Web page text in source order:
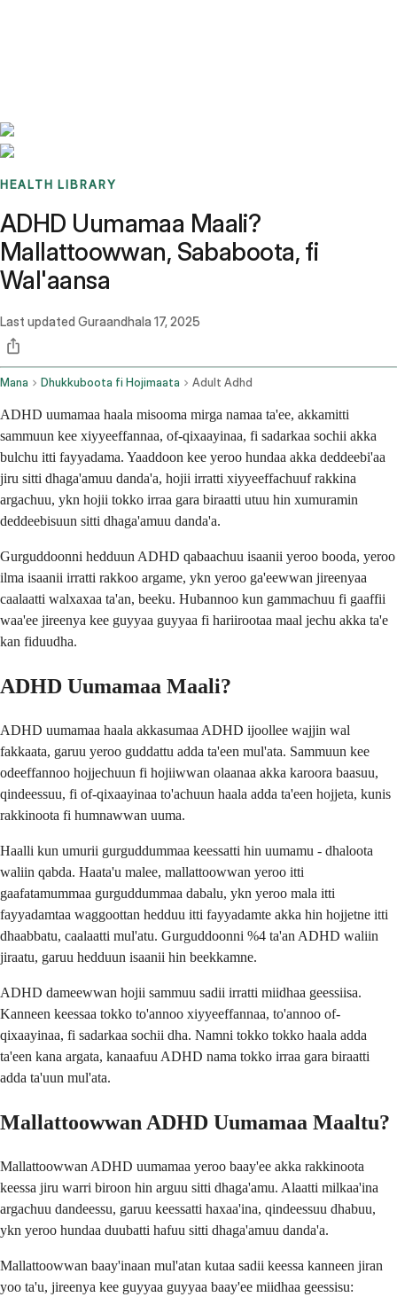
HEALTH LIBRARY
ADHD Uumamaa Maali?
Mallattoowwan, Sababoota, fi
Wal'aansa
Last updated Guraandhala 17, 2025
Mana Dhukkuboota fi Hojimaata Adult Adhd
ADHD uumamaa haala misooma mirga namaa ta'ee, akkamitti
sammuun kee xiyyeeffannaa, of-qixaayinaa, fi sadarkaa sochii akka
bulchu itti fayyadama. Yaaddoon kee yeroo hundaa akka deddeebi'aa
jiru sitti dhaga'amuu danda'a, hojii irratti xiyyeeffachuuf rakkina
argachuu, ykn hojii tokko irraa gara biraatti utuu hin xumuramin
deddeebisuun sitti dhaga'amuu danda'a.
Gurguddoonni hedduun ADHD qabaachuu isaanii yeroo booda, yeroo
ilma isaanii irratti rakkoo argame, ykn yeroo ga'eewwan jireenyaa
caalaatti walxaxaa ta'an, beeku. Hubannoo kun gammachuu fi gaaffii
waa'ee jireenya kee guyyaa guyyaa fi hariirootaa maal jechu akka ta'e
kan fiduudha.
ADHD Uumamaa Maali?
ADHD uumamaa haala akkasumaa ADHD ijoollee wajjin wal
fakkaata, garuu yeroo guddattu adda ta'een mul'ata. Sammuun kee
odeeffannoo hojjechuun fi hojiiwwan olaanaa akka karoora baasuu,
qindeessuu, fi of-qixaayinaa to'achuun haala adda ta'een hojjeta, kunis
rakkinoota fi humnawwan uuma.
Haalli kun umurii gurguddummaa keessatti hin uumamu - dhaloota
waliin qabda. Haata'u malee, mallattoowwan yeroo itti
gaafatamummaa gurguddummaa dabalu, ykn yeroo mala itti
fayyadamtaa waggoottan hedduu itti fayyadamte akka hin hojjetne itti
dhaabbatu, caalaatti mul'atu. Gurguddoonni %4 ta'an ADHD waliin
jiraatu, garuu hedduun isaanii hin beekkamne.
ADHD dameewwan hojii sammuu sadii irratti miidhaa geessiisa.
Kanneen keessaa tokko to'annoo xiyyeeffannaa, to'annoo of-
qixaayinaa, fi sadarkaa sochii dha. Namni tokko tokko haala adda
ta'een kana argata, kanaafuu ADHD nama tokko irraa gara biraatti
adda ta'uun mul'ata.
Mallattoowwan ADHD Uumamaa Maaltu?
Mallattoowwan ADHD uumamaa yeroo baay'ee akka rakkinoota
keessa jiru warri biroon hin arguu sitti dhaga'amu. Alaatti milkaa'ina
argachuu dandeessu, garuu keessatti haxaa'ina, qindeessuu dhabuu,
ykn yeroo hundaa duubatti hafuu sitti dhaga'amuu danda'a.
Mallattoowwan baay'inaan mul'atan kutaa sadii keessa kanneen jiran
yoo ta'u, jireenya kee guyyaa guyyaa baay'ee miidhaa geessisu: